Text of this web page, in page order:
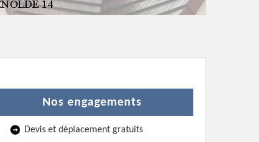
Nos engagements
Devis et déplacement gratuits